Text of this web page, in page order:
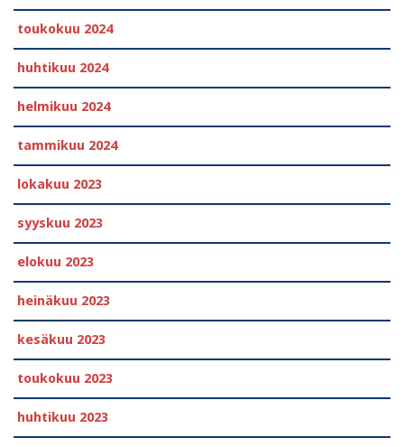
toukokuu 2024
huhtikuu 2024
helmikuu 2024
tammikuu 2024
lokakuu 2023
syyskuu 2023
elokuu 2023
heinäkuu 2023
kesäkuu 2023
toukokuu 2023
huhtikuu 2023